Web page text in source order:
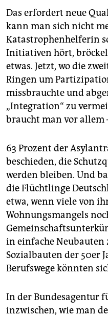
Das erfordert neue
kann man sich nicht
Katastrophenhelferin
Initiativen hört,
etwas. Jetzt, wo die
Ringen um
missbrauchte und
„Integration“ zu
braucht man vor allem
63 Prozent der
beschieden, die
werden bleiben. Und
die Flüchtlinge
etwa, wenn viele von
Wohnungsmangels
in einfache Neubauten
Sozialbauten der 50er
Berufswege könnten
In der Bundesagentur
inzwischen, wie man